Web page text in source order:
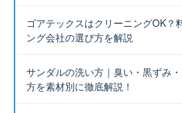
ゴアテックスはクリーニングOK？
ング会社の選び方を解説
サンダルの洗い方｜臭い・黒ずみ
方を素材別に徹底解説！